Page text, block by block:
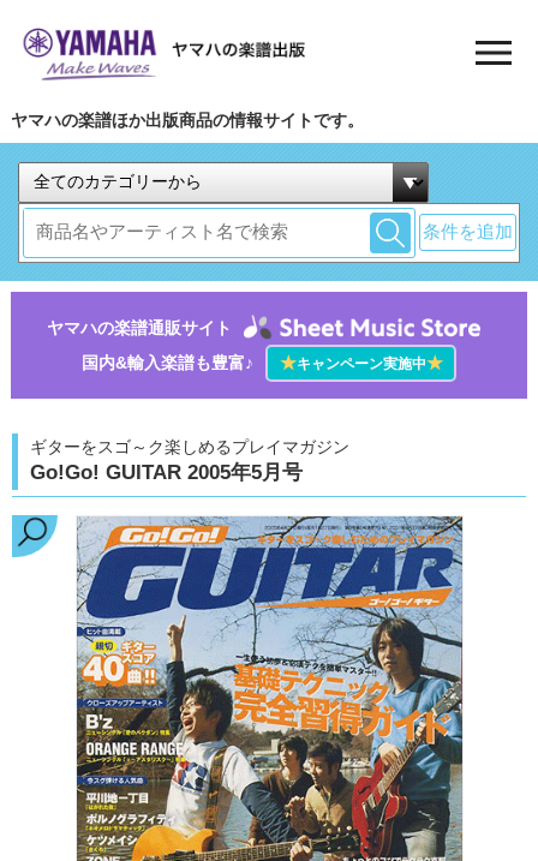
ヤマハの楽譜ほか出版商品の情報サイトです。
条件を追加
ヤマハの楽譜通販サイト
国内&輸入楽譜も豊富♪
★キャンペーン実施中★
ギターをスゴ～ク楽しめるプレイマガジン
Go!Go! GUITAR 2005年5月号